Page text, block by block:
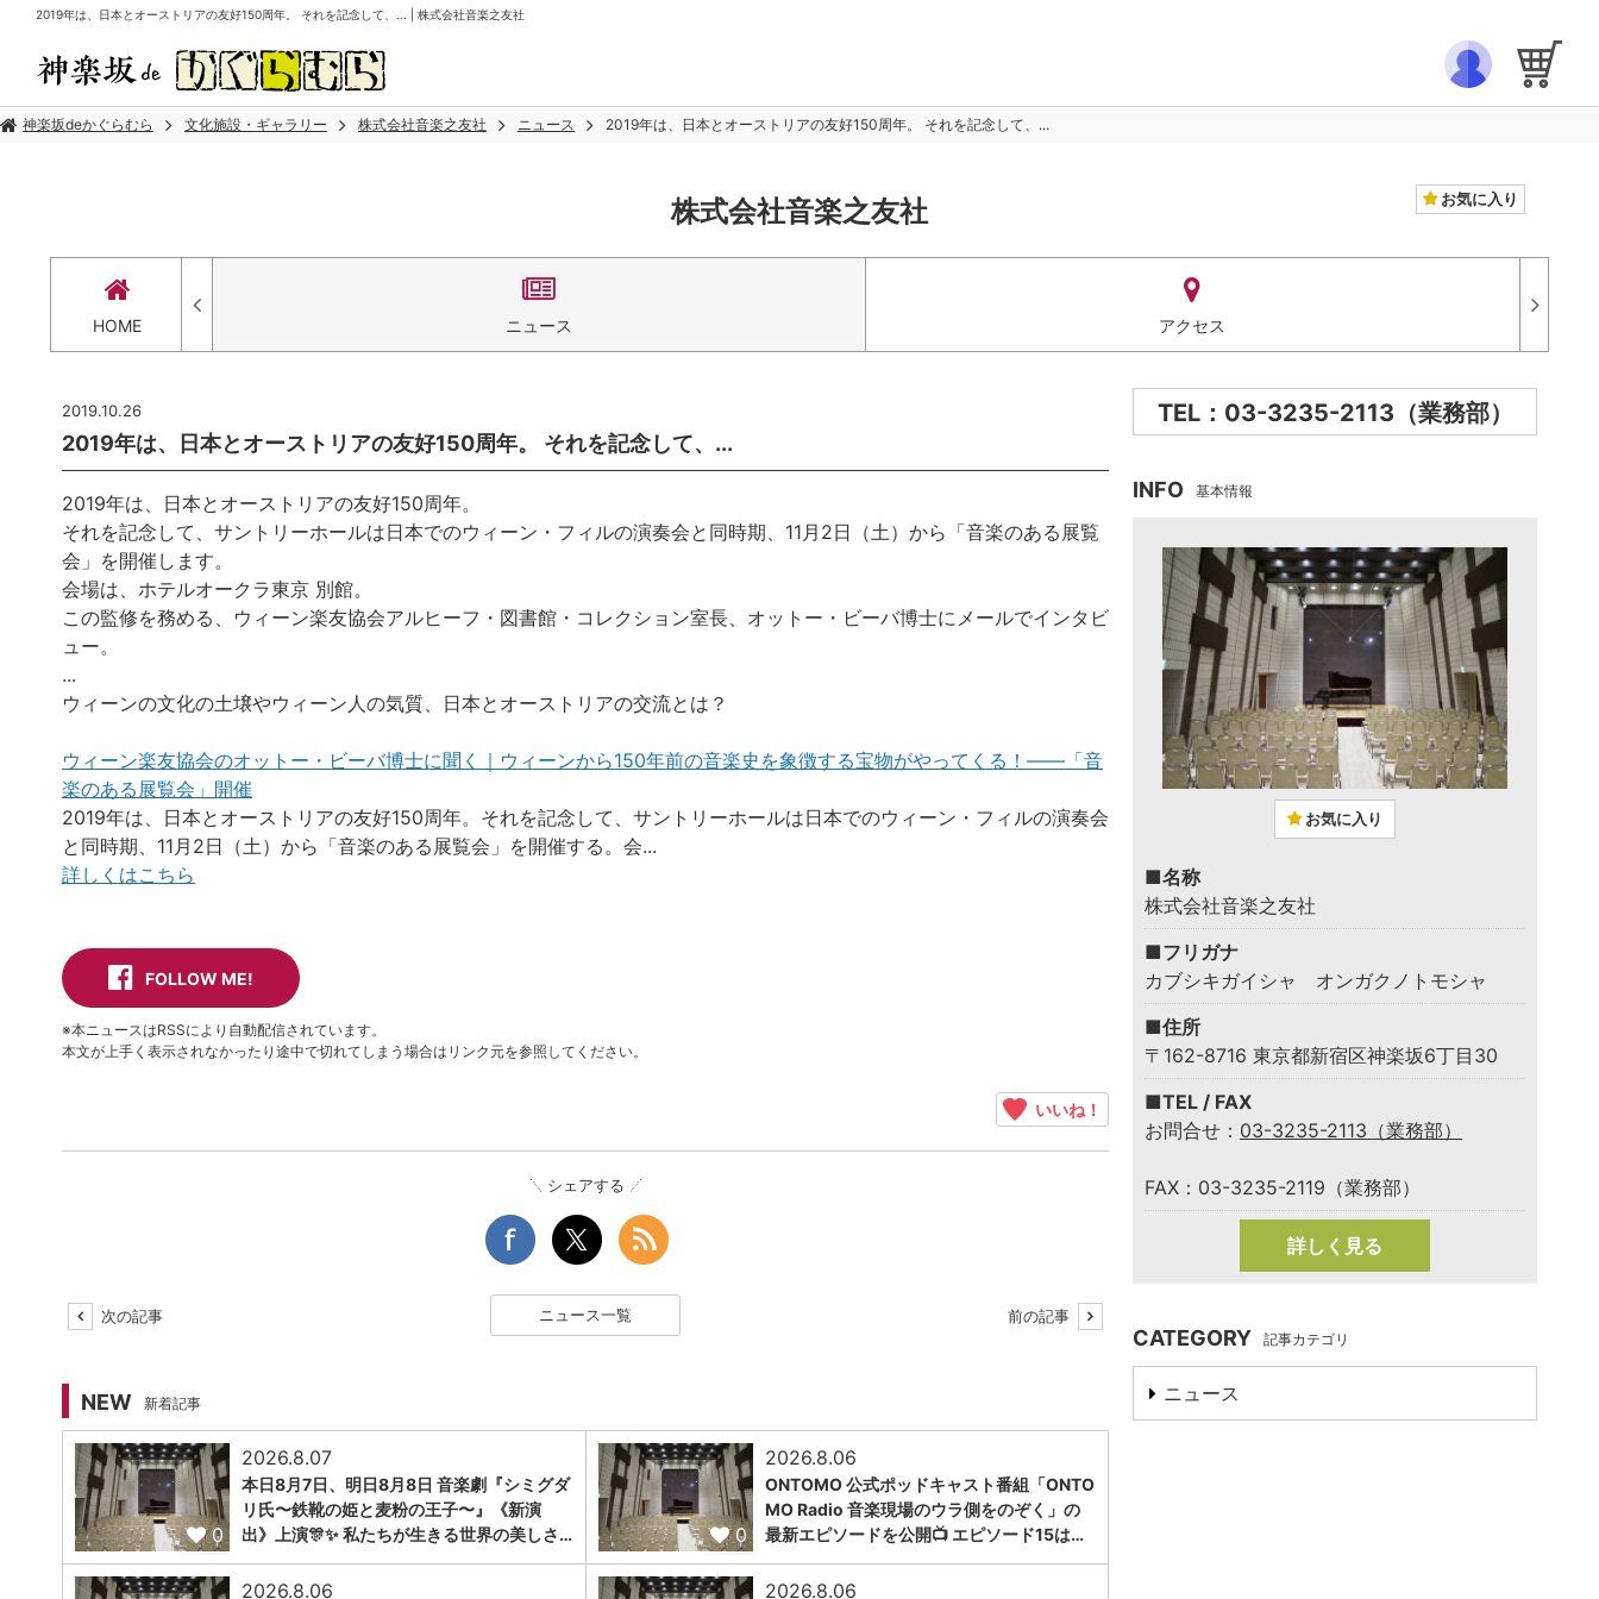
2019年は、日本とオーストリアの友好150周年。 それを記念して、... | 株式会社音楽之友社
神楽坂deかぐらむら 文化施設・ギャラリー 株式会社音楽之友社 ニュース 2019年は、日本とオーストリアの友好150周年。 それを記念して、...
株式会社音楽之友社 お気に入り
HOME ニュース アクセス
2019.10.26
2019年は、日本とオーストリアの友好150周年。 それを記念して、...
2019年は、日本とオーストリアの友好150周年。
それを記念して、サントリーホールは日本でのウィーン・フィルの演奏会と同時期、11月2日（土）から「音楽のある展覧
会」を開催します。
会場は、ホテルオークラ東京 別館。
この監修を務める、ウィーン楽友協会アルヒーフ・図書館・コレクション室長、オットー・ビーバ博士にメールでインタビ
ュー。
...
ウィーンの文化の土壌やウィーン人の気質、日本とオーストリアの交流とは？
ウィーン楽友協会のオットー・ビーバ博士に聞く｜ウィーンから150年前の音楽史を象徴する宝物がやってくる！——「音
楽のある展覧会」開催
2019年は、日本とオーストリアの友好150周年。それを記念して、サントリーホールは日本でのウィーン・フィルの演奏会
と同時期、11月2日（土）から「音楽のある展覧会」を開催する。会...
詳しくはこちら
FOLLOW ME!
※本ニュースはRSSにより自動配信されています。
本文が上手く表示されなかったり途中で切れてしまう場合はリンク元を参照してください。
いいね！
シェアする
次の記事 ニュース一覧 前の記事
NEW 新着記事
0
2026.8.07
本日8月7日、明日8月8日 音楽劇『シミグダ
リ氏〜鉄靴の姫と麦粉の王子〜』《新演
出》上演🎊✨ 私たちが生きる世界の美しさ…
0
2026.8.06
ONTOMO 公式ポッドキャスト番組「ONTO
MO Radio 音楽現場のウラ側をのぞく」の
最新エピソードを公開📺 エピソード15は…
2026.8.06 2026.8.06
TEL：03-3235-2113（業務部）
INFO 基本情報
お気に入り
■名称
株式会社音楽之友社
■フリガナ
カブシキガイシャ オンガクノトモシャ
■住所
〒162-8716 東京都新宿区神楽坂6丁目30
■TEL / FAX
お問合せ： 03-3235-2113（業務部）
FAX：03-3235-2119（業務部）
詳しく見る
CATEGORY 記事カテゴリ
ニュース